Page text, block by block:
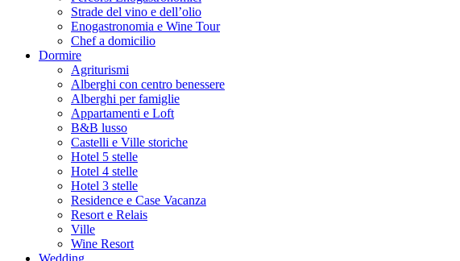
Strade del vino e dell’olio
Enogastronomia e Wine Tour
Chef a domicilio
Dormire
Agriturismi
Alberghi con centro benessere
Alberghi per famiglie
Appartamenti e Loft
B&B lusso
Castelli e Ville storiche
Hotel 5 stelle
Hotel 4 stelle
Hotel 3 stelle
Residence e Case Vacanza
Resort e Relais
Ville
Wine Resort